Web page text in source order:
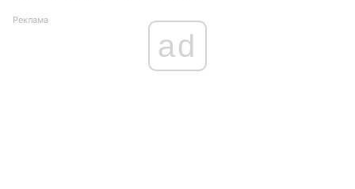
Реклама
ad